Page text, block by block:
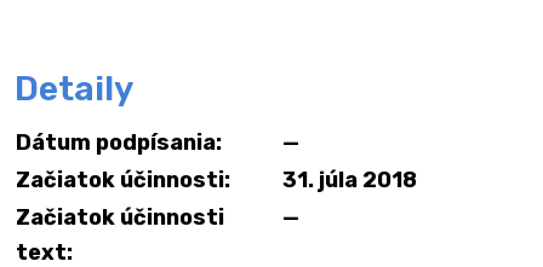
Detaily
Dátum podpísania:
—
Začiatok účinnosti:
31. júla 2018
Začiatok účinnosti
text:
—